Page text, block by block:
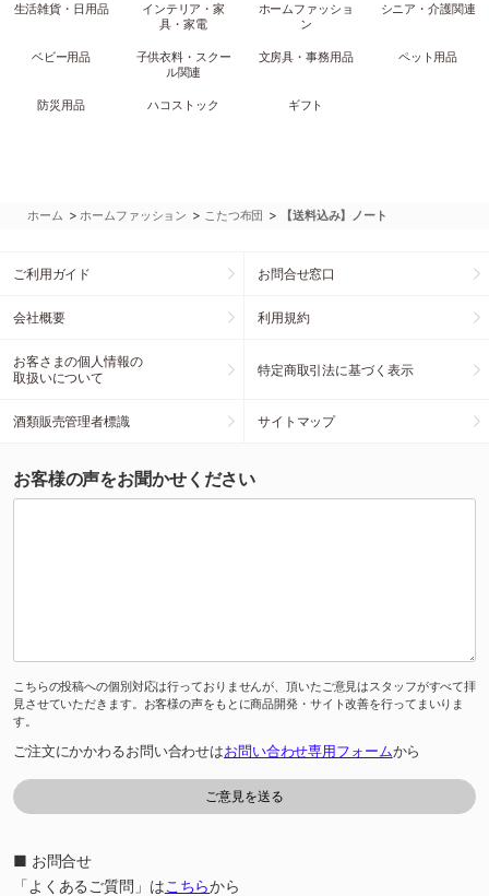
生活雑貨・日用品
インテリア・家
具・家電
ホームファッショ
ン
シニア・介護関連
ベビー用品
子供衣料・スクー
ル関連
文房具・事務用品 ペット用品
防災用品 ハコストック ギフト
ホーム >ホームファッション > こたつ布団 > 【送料込み】ノート
ご利用ガイド お問合せ窓口
会社概要 利用規約
お客さまの個人情報の
取扱いについて
特定商取引法に基づく表示
酒類販売管理者標識 サイトマップ
お客様の声をお聞かせください
こちらの投稿への個別対応は行っておりませんが、頂いたご意見はスタッフがすべて拝
見させていただきます。お客様の声をもとに商品開発・サイト改善を行ってまいりま
す。
ご注文にかかわるお問い合わせはお問い合わせ専用フォームから
■ お問合せ
「よくあるご質問」はこちらから